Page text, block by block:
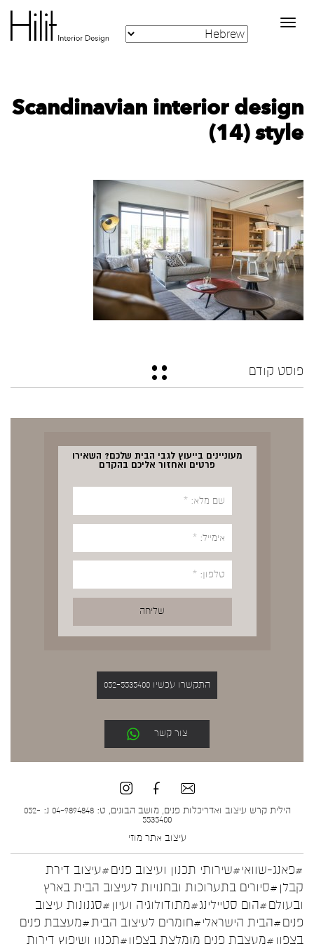
Toggle
navigation
‪Scandinavian interior design
style‬‏ (14)
פוסט קודם
מעוניינים בייעוץ לגבי הבית שלכם? השאירו
פרטים ואחזור אליכם בהקדם
התקשרו עכשיו 052-5535400
צור קשר
הילית קרש עיצוב ואדריכלות פנים, מושב הבונים, ט: 04-9894848 נ: 052-
5535400
עיצוב אתר מוזי
#פאנג-שוואי#שירותי תכנון ועיצוב פנים#עיצוב דירת
קבלן #סיורים בתערוכות ובחנויות לעיצוב הבית בארץ
ובעולם#הום סטיילינג#מתודולוגיה ועיון #סגנונות עיצוב
פנים#הבית הישראלי#חומרים לעיצוב הבית#מעצבת פנים
בצפון #מעצבת פנים מומלצת בצפון#תכנון ושיפוץ דירות